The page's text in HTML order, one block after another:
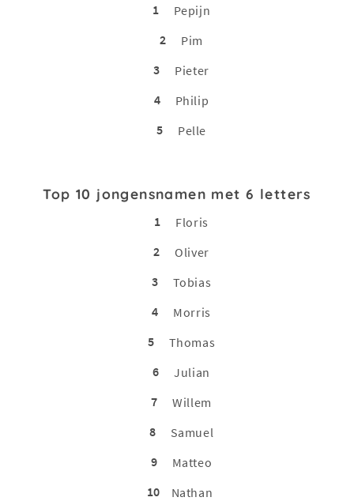
1
Pepijn
2
Pim
3
Pieter
4
Philip
5
Pelle
Top 10 jongensnamen met 6 letters
1
Floris
2
Oliver
3
Tobias
4
Morris
5
Thomas
6
Julian
7
Willem
8
Samuel
9
Matteo
10
Nathan